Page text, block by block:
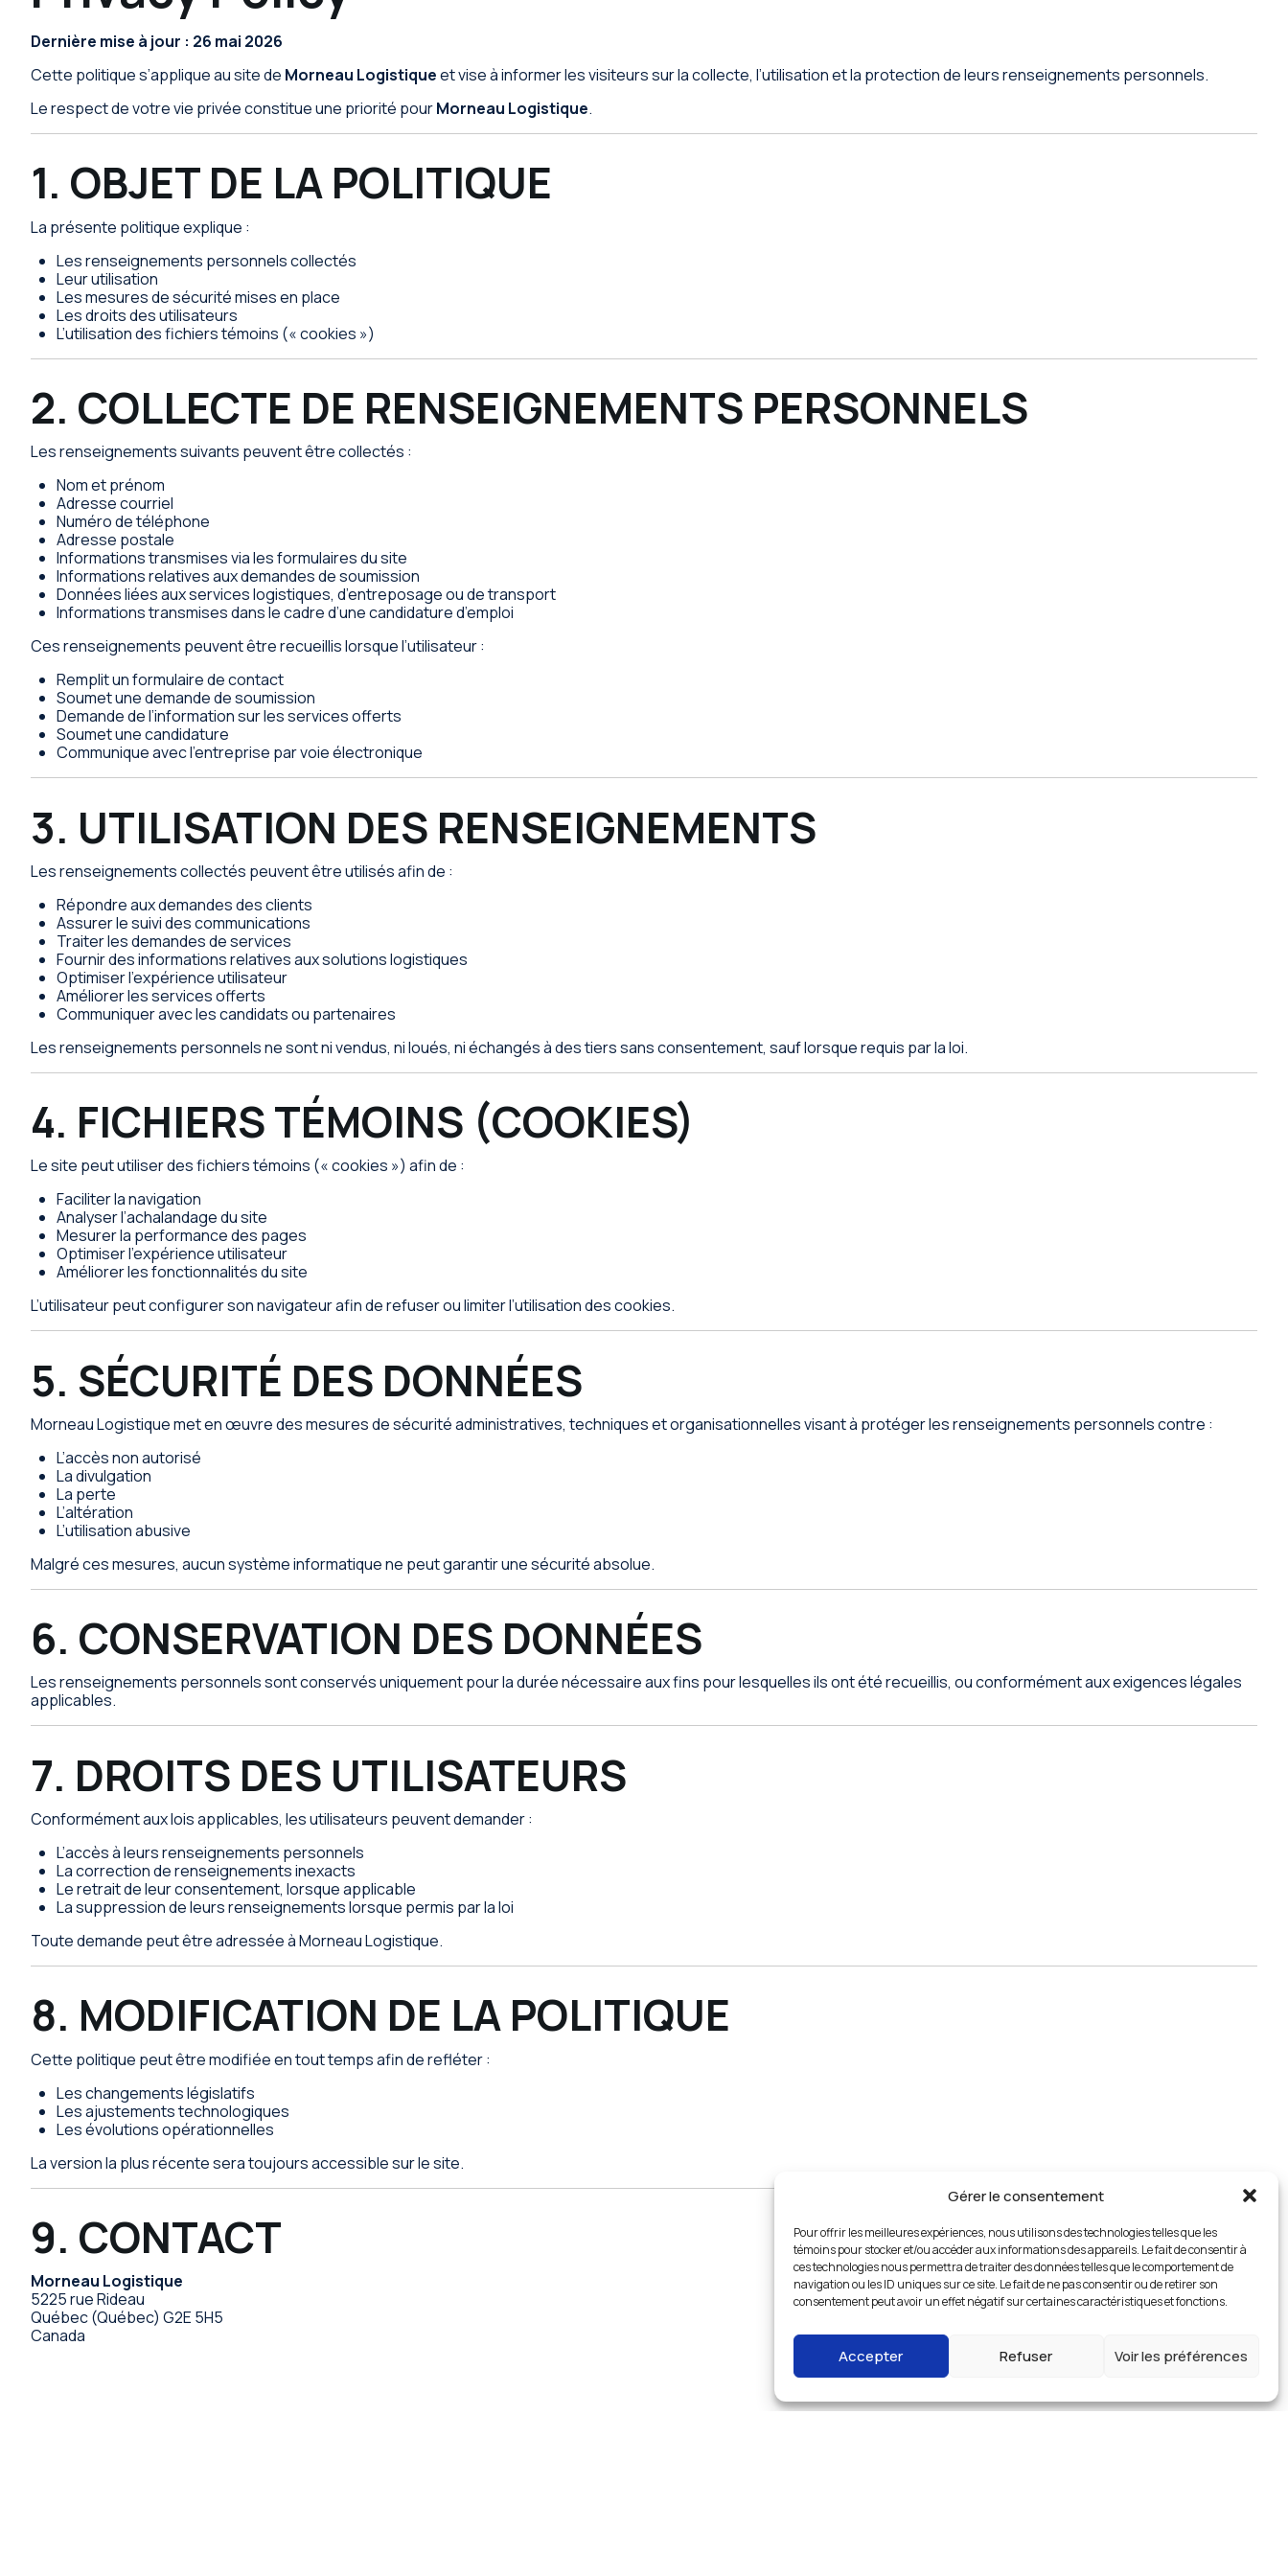
Gérer le consentement
Pour offrir les meilleures expériences, nous utilisons des technologies telles que les
témoins pour stocker et/ou accéder aux informations des appareils. Le fait de consentir à
ces technologies nous permettra de traiter des données telles que le comportement de
navigation ou les ID uniques sur ce site. Le fait de ne pas consentir ou de retirer son
consentement peut avoir un effet négatif sur certaines caractéristiques et fonctions.
Accepter Refuser Voir les préférences
Dernière mise à jour : 26 mai 2026
Cette politique s’applique au site de Morneau Logistiqueet vise à informer les visiteurs sur la collecte, l’utilisation et la protection de leurs renseignements personnels.
Le respect de votre vie privée constitue une priorité pourMorneau Logistique.
1. OBJET DE LA POLITIQUE
La présente politique explique :
Les renseignements personnels collectés
Leur utilisation
Les mesures de sécurité mises en place
Les droits des utilisateurs
L’utilisation des fichiers témoins (« cookies »)
2. COLLECTE DE RENSEIGNEMENTS PERSONNELS
Les renseignements suivants peuvent être collectés :
Nom et prénom
Adresse courriel
Numéro de téléphone
Adresse postale
Informations transmises via les formulaires du site
Informations relatives aux demandes de soumission
Données liées aux services logistiques, d’entreposage ou de transport
Informations transmises dans le cadre d’une candidature d’emploi
Ces renseignements peuvent être recueillis lorsque l’utilisateur :
Remplit un formulaire de contact
Soumet une demande de soumission
Demande de l’information sur les services offerts
Soumet une candidature
Communique avec l’entreprise par voie électronique
3. UTILISATION DES RENSEIGNEMENTS
Les renseignements collectés peuvent être utilisés afin de :
Répondre aux demandes des clients
Assurer le suivi des communications
Traiter les demandes de services
Fournir des informations relatives aux solutions logistiques
Optimiser l’expérience utilisateur
Améliorer les services offerts
Communiquer avec les candidats ou partenaires
Les renseignements personnels ne sont ni vendus, ni loués, ni échangés à des tiers sans consentement, sauf lorsque requis par la loi.
4. FICHIERS TÉMOINS (COOKIES)
Le site peut utiliser des fichiers témoins (« cookies ») afin de :
Faciliter la navigation
Analyser l’achalandage du site
Mesurer la performance des pages
Optimiser l’expérience utilisateur
Améliorer les fonctionnalités du site
L’utilisateur peut configurer son navigateur afin de refuser ou limiter l’utilisation des cookies.
5. SÉCURITÉ DES DONNÉES
Morneau Logistique met en œuvre des mesures de sécurité administratives, techniques et organisationnelles visant à protéger les renseignements personnels contre :
L’accès non autorisé
La divulgation
La perte
L’altération
L’utilisation abusive
Malgré ces mesures, aucun système informatique ne peut garantir une sécurité absolue.
6. CONSERVATION DES DONNÉES
Les renseignements personnels sont conservés uniquement pour la durée nécessaire aux fins pour lesquelles ils ont été recueillis, ou conformément aux exigences légales
applicables.
7. DROITS DES UTILISATEURS
Conformément aux lois applicables, les utilisateurs peuvent demander :
L’accès à leurs renseignements personnels
La correction de renseignements inexacts
Le retrait de leur consentement, lorsque applicable
La suppression de leurs renseignements lorsque permis par la loi
Toute demande peut être adressée à Morneau Logistique.
8. MODIFICATION DE LA POLITIQUE
Cette politique peut être modifiée en tout temps afin de refléter :
Les changements législatifs
Les ajustements technologiques
Les évolutions opérationnelles
La version la plus récente sera toujours accessible sur le site.
9. CONTACT
Morneau Logistique
5225 rue Rideau
Québec (Québec) G2E 5H5
Canada